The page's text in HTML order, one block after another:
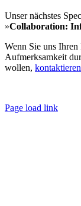
Unser nächstes
»Collaboration:
Wenn Sie uns
Aufmerksamkeit
wollen, kontaktieren
Page load link